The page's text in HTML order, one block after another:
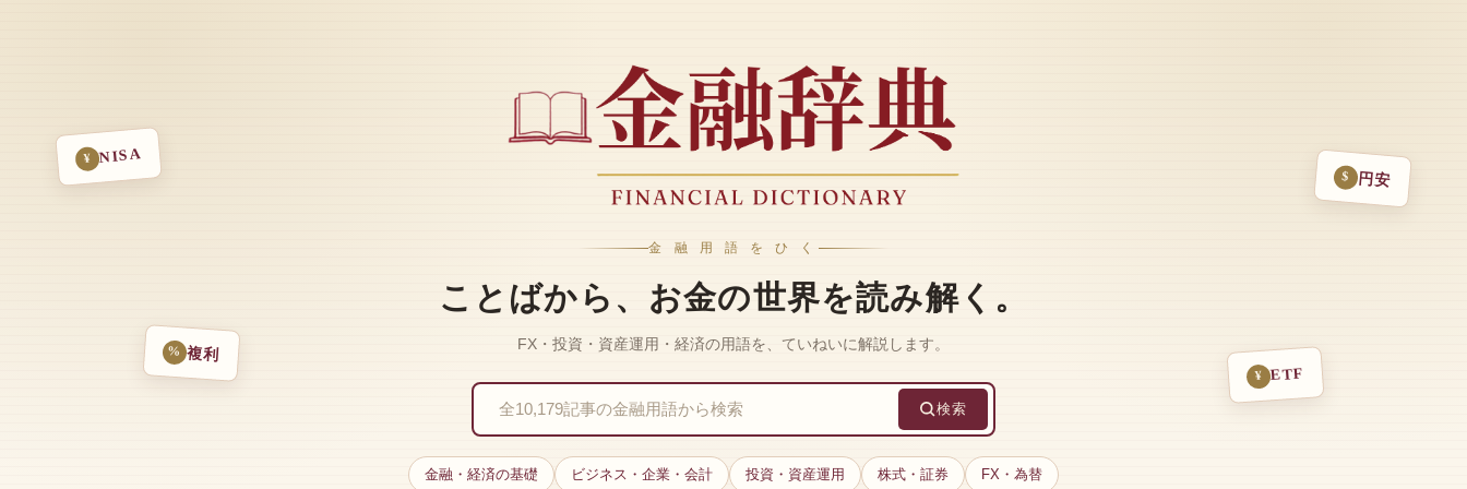
¥ NISA
% 複利
$ 円安
¥ ETF
金 融 用 語 を ひ く
ことばから、お金の世界を読み解く。
FX・投資・資産運用・経済の用語を、ていねいに解説します。
検索
金融・経済の基礎 ビジネス・企業・会計 投資・資産運用 株式・証券 FX・為替